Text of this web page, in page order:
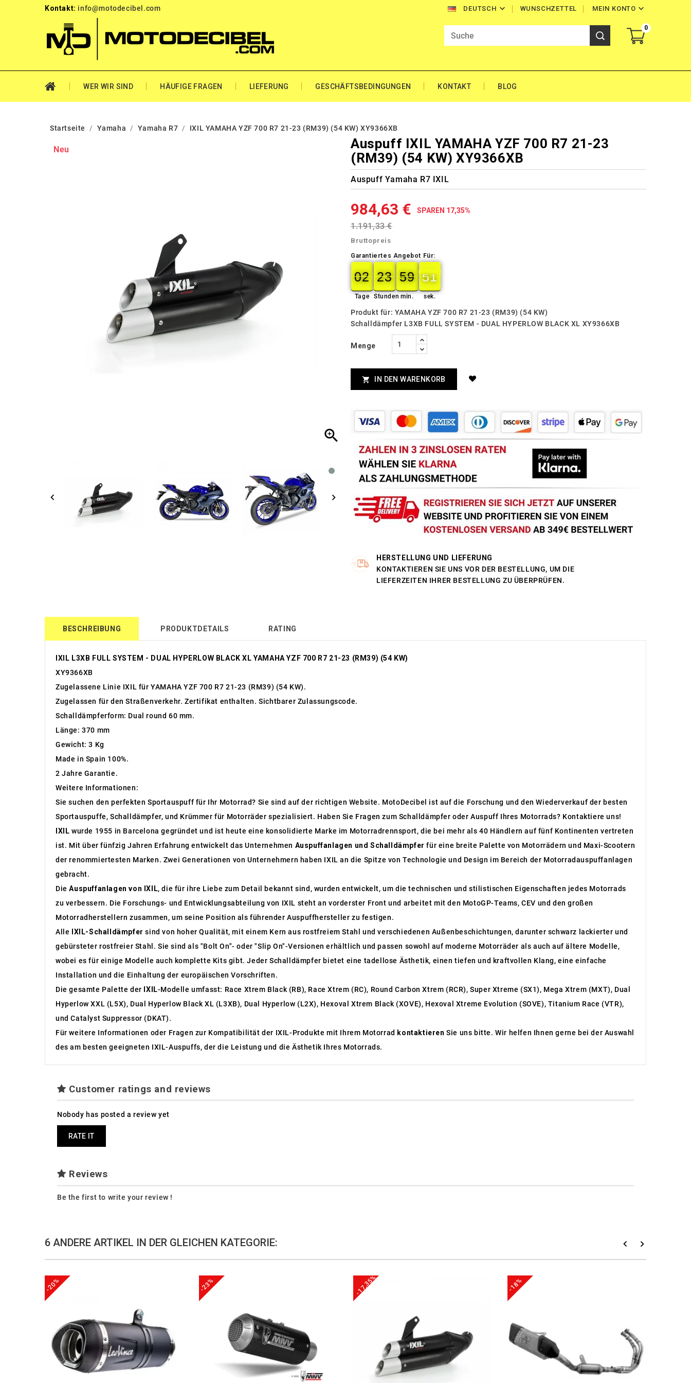
Kontakt: info@motodecibel.com DEUTSCH  MEIN KONTO 
WUNSCHZETTEL
0
WER WIR SIND HÄUFIGE FRAGEN LIEFERUNG GESCHÄFTSBEDINGUNGEN KONTAKT BLOG
Startseite Yamaha Yamaha R7 IXIL YAMAHA YZF 700 R7 21-23 (RM39) (54 KW) XY9366XB
Neu

Auspuff IXIL YAMAHA YZF 700 R7 21-23
(RM39) (54 KW) XY9366XB
Auspuff Yamaha R7 IXIL
984,63 € SPAREN 17,35%
1.191,33 €
Bruttopreis
Garantiertes Angebot Für:
02
02
00
Tage
23
23
00
Stunden
59
59
00
min.
49
49
50
sek.
Produkt für: YAMAHA YZF 700 R7 21-23 (RM39) (54 KW)
Schalldämpfer L3XB FULL SYSTEM - DUAL HYPERLOW BLACK XL XY9366XB
Menge
 IN DEN WARENKORB
HERSTELLUNG UND LIEFERUNG
KONTAKTIEREN SIE UNS VOR DER BESTELLUNG, UM DIE
LIEFERZEITEN IHRER BESTELLUNG ZU ÜBERPRÜFEN.
BESCHREIBUNG PRODUKTDETAILS RATING
IXIL L3XB FULL SYSTEM - DUAL HYPERLOW BLACK XL YAMAHA YZF 700 R7 21-23 (RM39) (54 KW)
XY9366XB
Zugelassene Linie IXIL für YAMAHA YZF 700 R7 21-23 (RM39) (54 KW).
Zugelassen für den Straßenverkehr. Zertifikat enthalten. Sichtbarer Zulassungscode.
Schalldämpferform: Dual round 60 mm.
Länge: 370 mm
Gewicht: 3 Kg
Made in Spain 100%.
2 Jahre Garantie.
Weitere Informationen:
Sie suchen den perfekten Sportauspuff für Ihr Motorrad? Sie sind auf der richtigen Website. MotoDecibel ist auf die Forschung und den Wiederverkauf der besten
Sportauspuffe, Schalldämpfer, und Krümmer für Motorräder spezialisiert. Haben Sie Fragen zum Schalldämpfer oder Auspuff Ihres Motorrads? Kontaktiere uns!
IXIL wurde 1955 in Barcelona gegründet und ist heute eine konsolidierte Marke im Motorradrennsport, die bei mehr als 40 Händlern auf fünf Kontinenten vertreten
ist. Mit über fünfzig Jahren Erfahrung entwickelt das Unternehmen Auspuffanlagen und Schalldämpfer für eine breite Palette von Motorrädern und Maxi-Scootern
der renommiertesten Marken. Zwei Generationen von Unternehmern haben IXIL an die Spitze von Technologie und Design im Bereich der Motorradauspuffanlagen
gebracht.
DieAuspuffanlagen von IXIL, die für ihre Liebe zum Detail bekannt sind, wurden entwickelt, um die technischen und stilistischen Eigenschaften jedes Motorrads
zu verbessern. Die Forschungs- und Entwicklungsabteilung von IXIL steht an vorderster Front und arbeitet mit den MotoGP-Teams, CEV und den großen
Motorradherstellern zusammen, um seine Position als führender Auspuffhersteller zu festigen.
Alle
IXIL-Schalldämpfer sind von hoher Qualität, mit einem Kern aus rostfreiem Stahl und verschiedenen Außenbeschichtungen, darunter schwarz lackierter und
gebürsteter rostfreier Stahl. Sie sind als "Bolt On"- oder "Slip On"-Versionen erhältlich und passen sowohl auf moderne Motorräder als auch auf ältere Modelle,
wobei es für einige Modelle auch komplette Kits gibt. Jeder Schalldämpfer bietet eine tadellose Ästhetik, einen tiefen und kraftvollen Klang, eine einfache
Installation und die Einhaltung der europäischen Vorschriften.
Die gesamte Palette der IXIL-Modelle umfasst: Race Xtrem Black (RB), Race Xtrem (RC), Round Carbon Xtrem (RCR), Super Xtreme (SX1), Mega Xtrem (MXT), Dual
Hyperlow XXL (L5X), Dual Hyperlow Black XL (L3XB), Dual Hyperlow (L2X), Hexoval Xtrem Black (XOVE), Hexoval Xtreme Evolution (SOVE), Titanium Race (VTR),
und Catalyst Suppressor (DKAT).
Für weitere Informationen oder Fragen zur Kompatibilität der IXIL-Produkte mit Ihrem Motorrad kontaktieren Sie uns bitte. Wir helfen Ihnen gerne bei der Auswahl
des am besten geeigneten IXIL-Auspuffs, der die Leistung und die Ästhetik Ihres Motorrads.
Customer ratings and reviews
Nobody has posted a review yet
RATE IT
Reviews
Be the first to write your review !
6 ANDERE ARTIKEL IN DER GLEICHEN KATEGORIE:
-20% -23% -17,35% -18%